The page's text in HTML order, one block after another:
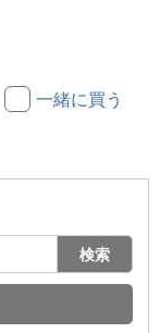
一緒に買う
検索